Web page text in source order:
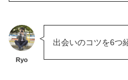
Ryo
出会いのコツを6つ